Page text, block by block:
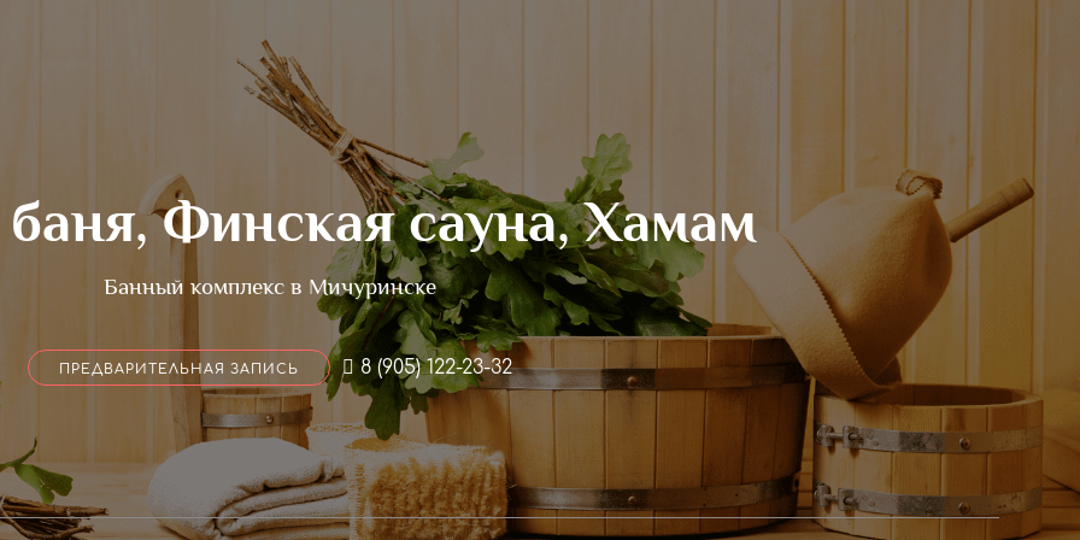
баня, Финская сауна, Хамам
Банный комплекс в Мичуринске
ПРЕДВАРИТЕЛЬНАЯ ЗАПИСЬ 8 (905) 122-23-32